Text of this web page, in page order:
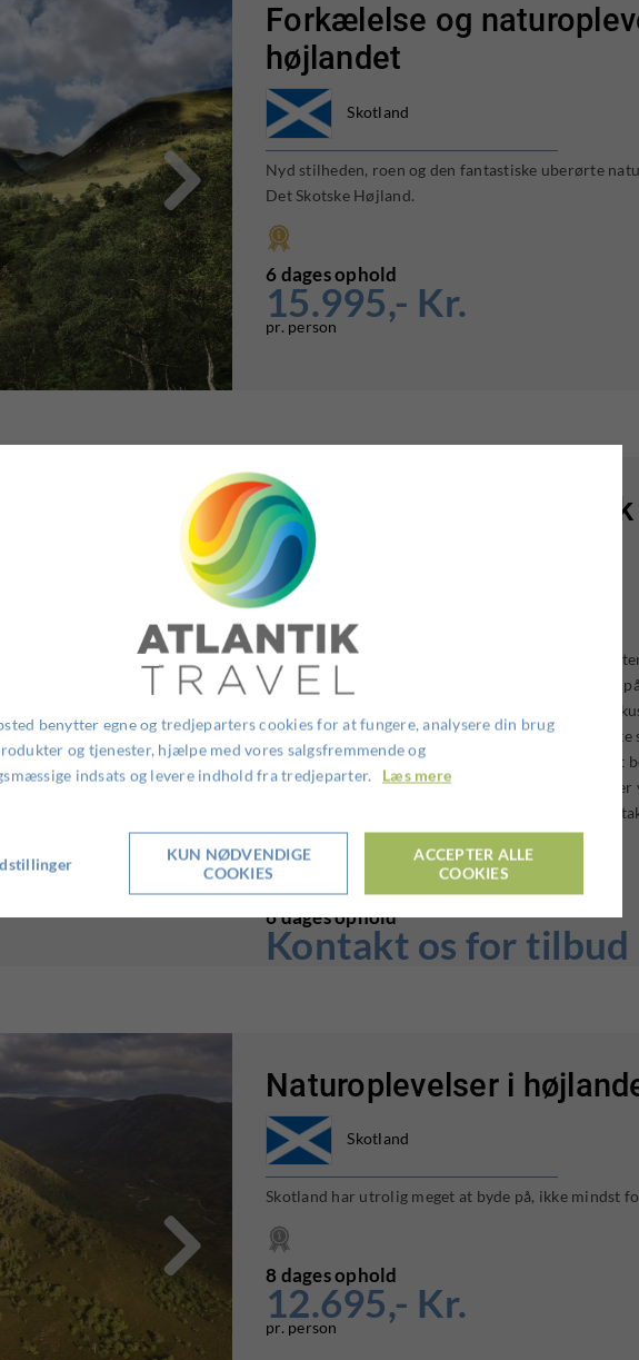

Forkælelse og
højlandet
Skotland
Nyd stilheden, roen og den fantastiske uberørte
Det Skotske Højland.
6 dages ophold
15.995,- Kr.
pr. person

Kajak i Grønland -
Kangerlussuaq
I Kangerlussuaq er luften sprød og ren, og
Du kan vandre gennem dramatiske fjelde, ro kajak
helt tæt på det arktiske dyreliv. Mød flokke af
fjerne, eller lyt til lyden af is, der knitrer i den friske
Vi tilbyder sæsonbaserede eventyr, hvor du får det
skiftende landskab. Fra juli til midt september tager
fisketure og vandreeventyr i nogle af de mest
Kangerlussuaq.
6 dages ophold
Kontakt os for tilbud

Naturoplevelser i
Skotland
Skotland har utrolig meget at byde på, ikke mindst
8 dages ophold
12.695,- Kr.
pr. person
benytter egne og tredjeparters cookies for at fungere, analysere din brug
og tjenester, hjælpe med vores salgsfremmende og
indsats og levere indhold fra tredjeparter. Læs mere
KUN NØDVENDIGE
COOKIES
ACCEPTER ALLE
COOKIES